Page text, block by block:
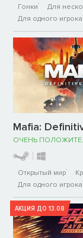
Гонки Для
Для одного игрока
Mafia:
ОЧЕНЬ
Открытый мир
Для одного игрока
АКЦИЯ ДО 13.08